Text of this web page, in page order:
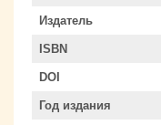
Издатель
ISBN
DOI
Год издания